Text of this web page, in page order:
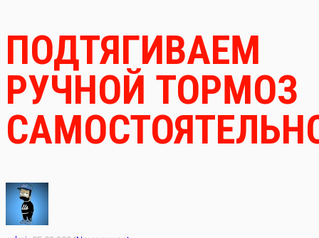
ПОДТЯГИВАЕМ
РУЧНОЙ ТОРМОЗ